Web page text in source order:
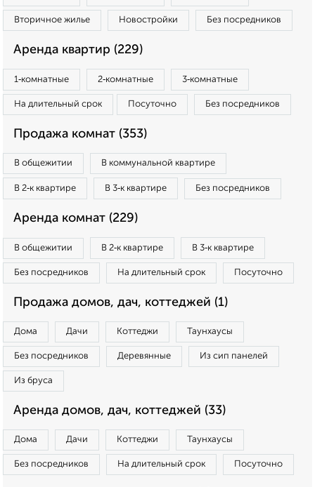
Вторичное жилье Новостройки Без посредников
Аренда квартир (229)
1‑комнатные 2‑комнатные 3‑комнатные
На длительный срок Посуточно Без посредников
Продажа комнат (353)
В общежитии В коммунальной квартире
В 2‑к квартире В 3‑к квартире Без посредников
Аренда комнат (229)
В общежитии В 2‑к квартире В 3‑к квартире
Без посредников На длительный срок Посуточно
Продажа домов, дач, коттеджей (1)
Дома Дачи Коттеджи Таунхаусы
Без посредников Деревянные Из сип панелей
Из бруса
Аренда домов, дач, коттеджей (33)
Дома Дачи Коттеджи Таунхаусы
Без посредников На длительный срок Посуточно